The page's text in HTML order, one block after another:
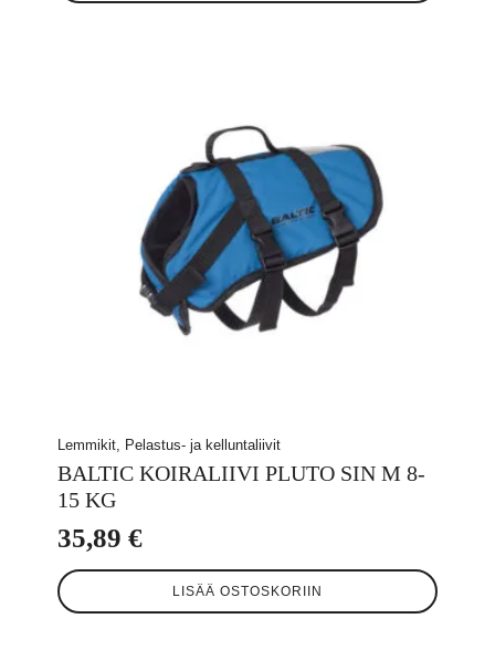
Lemmikit, Pelastus- ja kelluntaliivit
BALTIC KOIRALIIVI PLUTO SIN M 8-
15 KG
35,89 €
LISÄÄ OSTOSKORIIN